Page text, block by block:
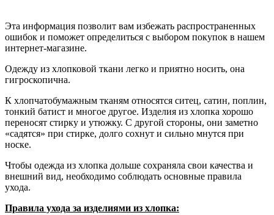
Эта информация позволит вам избежать распространенных
ошибок и поможет определиться с выбором покупок в нашем
интернет-магазине.
Одежду из хлопковой ткани легко и приятно носить, она
гигроскопична.
К хлопчатобумажным тканям относятся ситец, сатин, поплин,
тонкий батист и многое другое. Изделия из хлопка хорошо
переносят стирку и утюжку. С другой стороны, они заметно
«садятся» при стирке, долго сохнут и сильно мнутся при
носке.
Чтобы одежда из хлопка дольше сохраняла свои качества и
внешний вид, необходимо соблюдать основные правила
ухода.
Правила ухода за изделиями из хлопка: